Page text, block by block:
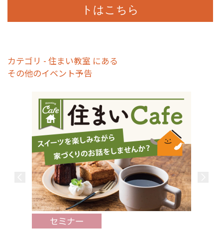
トはこちら
カテゴリ - 住まい教室 にある
その他のイベント予告